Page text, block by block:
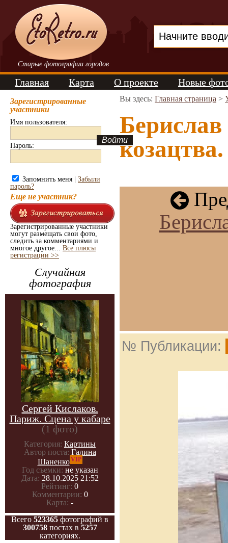
Старые фотографии городов
Главная Карта О проекте Новые
Зарегистрированные
участники
Имя пользователя:
Пароль:
Запомнить меня | Забыли
пароль?
Еще не участник?
Зарегистрированные участники
могут размещать свои фото,
следить за комментариями и
многое другое... Все плюсы
регистрации >>
Случайная
фотография
Сергей Кислаков.
Париж. Сцена у кабаре
(1 фото)
Категория: Картины
Автор поста: Галина
ШаненкоVIP
Год съемки: не указан
Дата: 28.10.2025 21:52
Рейтинг: 0
Комментарии: 0
Карта: -
Всего 523365 фотографий в
300758постах в 5257
категориях.
Вы здесь: Главная страница >
Берислав
№ Публикации: